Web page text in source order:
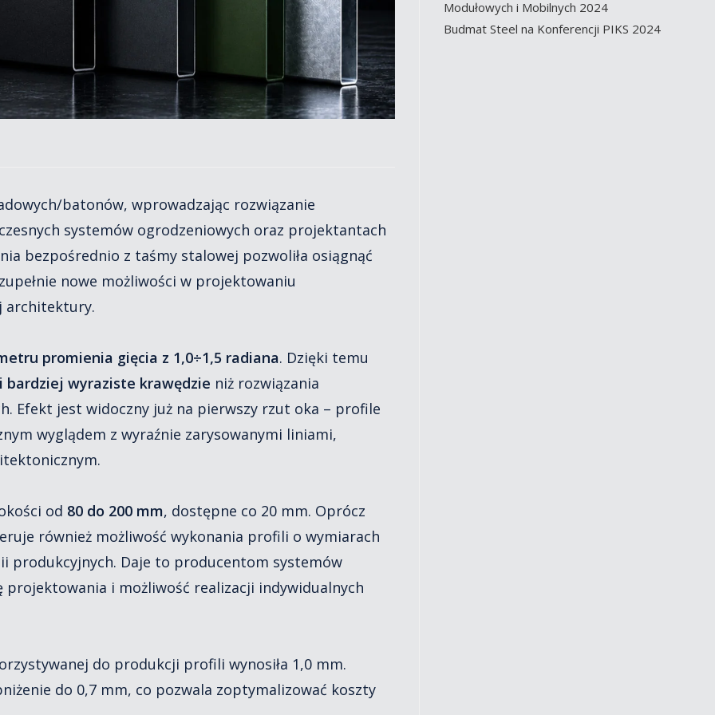
batonów, wprowadzając rozwiązanie
systemów ogrodzeniowych oraz projektantach
bezpośrednio z taśmy stalowej pozwoliła osiągnąć
nowe możliwości w projektowaniu
architektury.
promienia gięcia z 1,0÷1,5 radiana. Dzięki temu
bardziej wyraziste krawędzie niż rozwiązania
Efekt jest widoczny już na pierwszy rzut oka – profile
wyglądem z wyraźnie zarysowanymi liniami,
od 80 do 200 mm, dostępne co 20 mm. Oprócz
również możliwość wykonania profili o wymiarach
produkcyjnych. Daje to producentom systemów
projektowania i możliwość realizacji indywidualnych
do produkcji profili wynosiła 1,0 mm.
do 0,7 mm, co pozwala zoptymalizować koszty
Modułowych i Mobilnych 2024
Budmat Steel na Konferencji PIKS 2024